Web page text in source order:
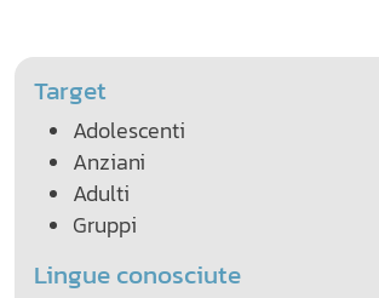
Target
Adolescenti
Anziani
Adulti
Gruppi
Lingue conosciute